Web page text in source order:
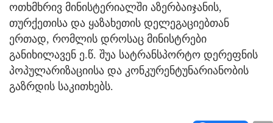
ოთხმხრივ მინისტერიალში აზერბაიჯანის,
თურქეთისა და ყაზახეთის დელეგაციებთან
ერთად, რომლის დროსაც მინისტრები
განიხილავენ ე.წ. შუა სატრანსპორტო დერეფნის
პოპულარიზაციისა და კონკურენტუნარიანობის
გაზრდის საკითხებს.